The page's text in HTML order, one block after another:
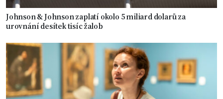
Johnson & Johnson zaplatí okolo 5 miliard dolarů za
urovnání desítek tisíc žalob